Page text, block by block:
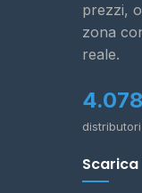
prezzi,
zona
reale.
distributori